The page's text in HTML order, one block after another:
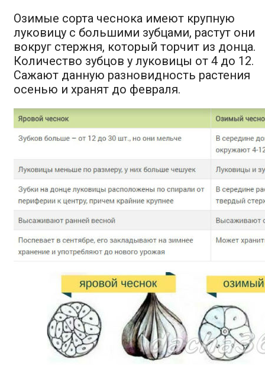
Озимые сорта чеснока имеют крупную
луковицу с большими зубцами, растут они
вокруг стержня, который торчит из донца.
Количество зубцов у луковицы от 4 до 12.
Сажают данную разновидность растения
осенью и хранят до февраля.